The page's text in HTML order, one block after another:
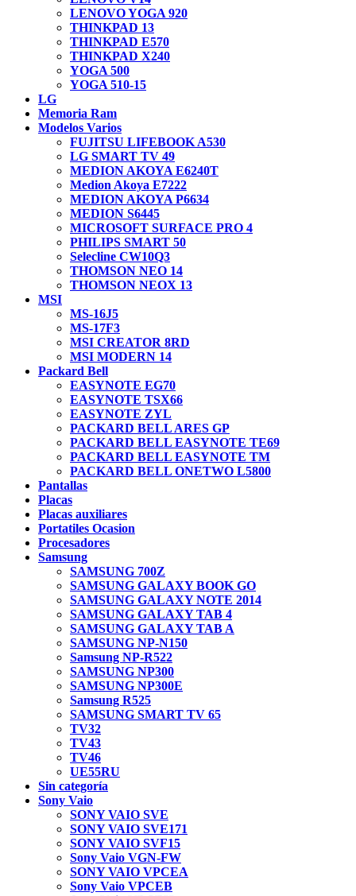
LENOVO YOGA 920
THINKPAD 13
THINKPAD E570
THINKPAD X240
YOGA 500
YOGA 510-15
LG
Memoria Ram
Modelos Varios
FUJITSU LIFEBOOK A530
LG SMART TV 49
MEDION AKOYA E6240T
Medion Akoya E7222
MEDION AKOYA P6634
MEDION S6445
MICROSOFT SURFACE PRO 4
PHILIPS SMART 50
Selecline CW10Q3
THOMSON NEO 14
THOMSON NEOX 13
MSI
MS-16J5
MS-17F3
MSI CREATOR 8RD
MSI MODERN 14
Packard Bell
EASYNOTE EG70
EASYNOTE TSX66
EASYNOTE ZYL
PACKARD BELL ARES GP
PACKARD BELL EASYNOTE TE69
PACKARD BELL EASYNOTE TM
PACKARD BELL ONETWO L5800
Pantallas
Placas
Placas auxiliares
Portatiles Ocasion
Procesadores
Samsung
SAMSUNG 700Z
SAMSUNG GALAXY BOOK GO
SAMSUNG GALAXY NOTE 2014
SAMSUNG GALAXY TAB 4
SAMSUNG GALAXY TAB A
SAMSUNG NP-N150
Samsung NP-R522
SAMSUNG NP300
SAMSUNG NP300E
Samsung R525
SAMSUNG SMART TV 65
TV32
TV43
TV46
UE55RU
Sin categoría
Sony Vaio
SONY VAIO SVE
SONY VAIO SVE171
SONY VAIO SVF15
Sony Vaio VGN-FW
SONY VAIO VPCEA
Sony Vaio VPCEB